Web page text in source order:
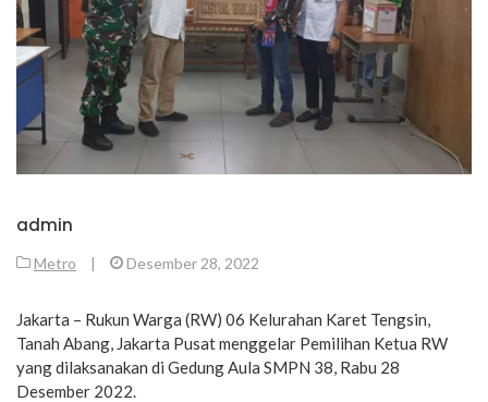
admin
Metro | Desember 28, 2022
Jakarta – Rukun Warga (RW) 06 Kelurahan Karet Tengsin,
Tanah Abang, Jakarta Pusat menggelar Pemilihan Ketua RW
yang dilaksanakan di Gedung Aula SMPN 38, Rabu 28
Desember 2022.